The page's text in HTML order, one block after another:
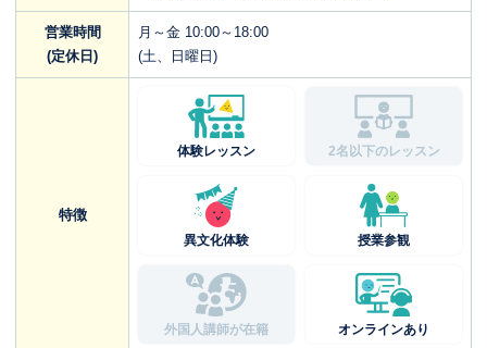
営業時間
(定休日)
月～金 10:00～18:00
(土、日曜日)
特徴
体験レッスン 2名以下のレッスン
異文化体験 授業参観
外国人講師が在籍 オンラインあり